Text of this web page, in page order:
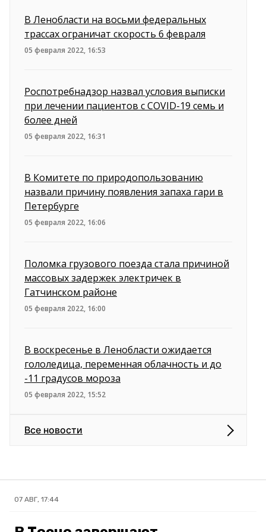
В Ленобласти на восьми федеральных
трассах ограничат скорость 6 февраля
05 февраля 2022, 16:53
Роспотребнадзор назвал условия выписки
при лечении пациентов с COVID-19 семь и
более дней
05 февраля 2022, 16:31
В Комитете по природопользованию
назвали причину появления запаха гари в
Петербурге
05 февраля 2022, 16:06
Поломка грузового поезда стала причиной
массовых задержек электричек в
Гатчинском районе
05 февраля 2022, 16:00
В воскресенье в Ленобласти ожидается
гололедица, переменная облачность и до
-11 градусов мороза
05 февраля 2022, 15:52
Все новости
07 АВГ, 17:44